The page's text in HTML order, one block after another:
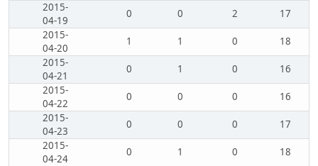
2015-
04-19
0 0 2
17
2015-
04-20
1 1 0
18
2015-
04-21
0 1 0
16
2015-
04-22
0 0 0
16
2015-
04-23
0 0 0
17
2015-
04-24
0 1 0
18